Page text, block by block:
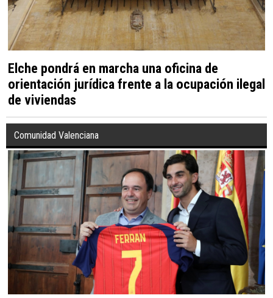
Elche pondrá en marcha una oficina de
orientación jurídica frente a la ocupación ilegal
de viviendas
Comunidad Valenciana